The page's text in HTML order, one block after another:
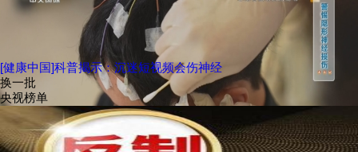
[健康中国]科普揭示：沉迷短视频会伤神经
换一批
央视榜单